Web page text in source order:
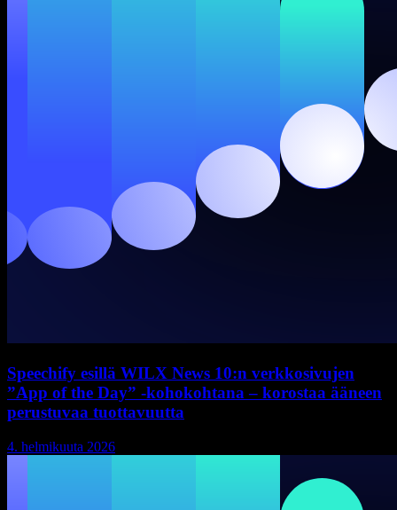
Speechify esillä WILX News 10:n verkkosivujen
”App of the Day” -kohokohtana – korostaa ääneen
perustuvaa tuottavuutta
4. helmikuuta 2026